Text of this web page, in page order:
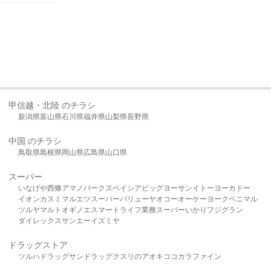
甲信越・北陸 のチラシ
新潟県富山県石川県福井県山梨県長野県
中国 のチラシ
鳥取県島根県岡山県広島県山口県
スーパー
いなげや西條アマノパークスベイシア ビッグヨーサンイトーヨーカドー
イオンカスミ マルエツスーパーバリューヤオコーオーケー ヨークベニマル
ツルヤマルト オギノ エスマート ライフ業務スーパーいかり フジグラン
ダイレックスサンエーイズミヤ
ドラッグストア
ツルハドラッグサンドラッグクスリのアオキ ココカラファイン